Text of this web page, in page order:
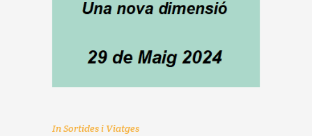
InSortides i Viatges